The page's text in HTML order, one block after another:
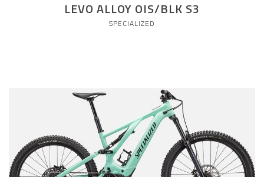
LEVO ALLOY OIS/BLK S3
SPECIALIZED